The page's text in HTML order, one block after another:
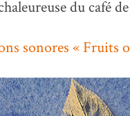
du café
sonores « Fruits